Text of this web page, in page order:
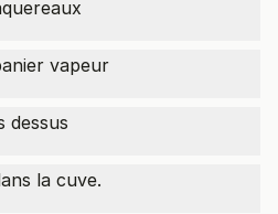
vapeur
dessus
la cuve.